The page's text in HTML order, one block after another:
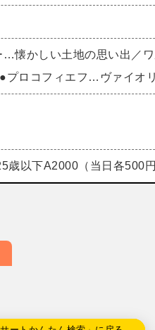
…懐かしい土地の思い出／
ロコフィエフ…ヴァイオ
以下A2000（当日各500